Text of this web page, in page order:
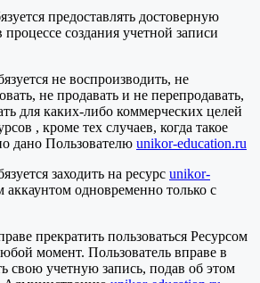
предоставлять достоверную
создания учетной записи
не воспроизводить, не
не продавать и не перепродавать,
для каких-либо коммерческих целей
, кроме тех случаев, когда такое
дано Пользователю unikor-education.ru
заходить на ресурс unikor-
аккаунтом одновременно только с
прекратить пользоваться Ресурсом
момент. Пользователь вправе в
свою учетную запись, подав об этом